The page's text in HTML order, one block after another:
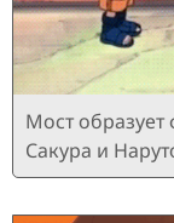
Мост образует
Сакура и